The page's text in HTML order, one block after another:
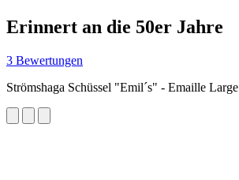
Erinnert an die 50er Jahre
3 Bewertungen
Strömshaga Schüssel "Emil´s" - Emaille Large